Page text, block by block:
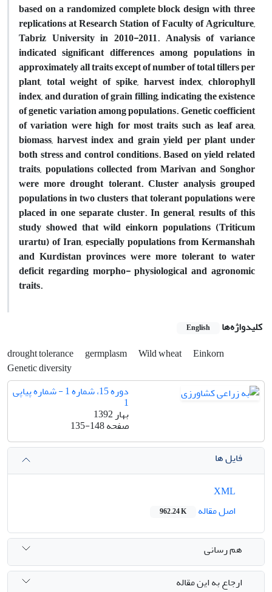
based on a randomized complete block design with three
replications at Research Station of Faculty of Agriculture,
Tabriz University in 2010-2011. Analysis of variance
indicated significant differences among populations in
approximately all traits except of number of total tillers per
plant, total weight of spike, harvest index, chlorophyll
index, and duration of grain filling, indicating the existence
of genetic variation among populations. Genetic coefficient
of variation were high for most traits such as leaf area,
biomass, harvest index and grain yield per plant under
both stress and control conditions. Based on yield related
traits, populations collected from Marivan and Songhor
were more drought tolerant. Cluster analysis grouped
populations in two clusters that tolerant populations were
placed in one separate cluster. In general, results of this
study showed that wild einkorn populations (Triticum
urartu) of Iran, especially populations from Kermanshah
and Kurdistan provinces were more tolerant to water
deficit regarding morpho- physiological and agronomic
traits.
کلیدواژه‌ها English
drought tolerance germplasm Wild wheat Einkorn
Genetic diversity
دوره 15، شماره 1 - شماره پیاپی
1
بهار 1392
صفحه135-148
فایل ها
اصل مقاله
962.24 K
هم رسانی
ارجاع به این مقاله